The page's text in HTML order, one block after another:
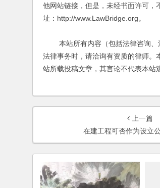
他网站链接，但是，未经书面许可，
址：http://www.LawBridge.org。
本站所有内容（包括法律咨询、
法律事务时，请洽询有资质的律师。
站所载投稿文章，其言论不代表本站
上一篇
在建工程可否作为设立